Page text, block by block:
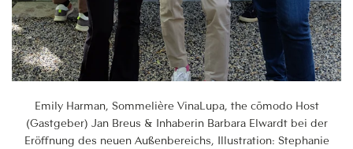
Emily Harman, Sommelière VinaLupa, the cōmodo​ Host
(Gastgeber) Jan Breus & Inhaberin Barbara Elwardt bei der
Eröffnung des neuen Außenbereichs, Illustration: Stephanie